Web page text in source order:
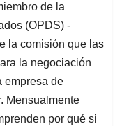
de la
(OPDS) -
la comisión que las
la negociación
empresa de
Mensualmente
por qué si